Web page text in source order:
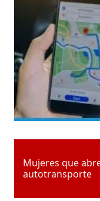
Mujeres que
autotransporte